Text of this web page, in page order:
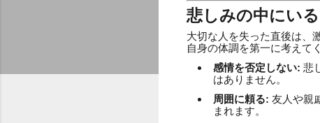
悲しみの中にい
大切な人を失った直後は、
自身の体調を第一に考えて
感情を否定しない: 悲
はありません。
周囲に頼る: 友人や親
まれます。